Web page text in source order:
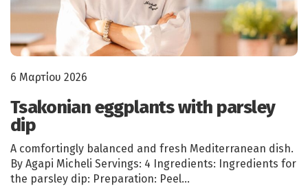
6 Μαρτίου 2026
Tsakonian eggplants with parsley
dip
A comfortingly balanced and fresh Mediterranean dish.
By Agapi Micheli Servings: 4 Ingredients: Ingredients for
the parsley dip: Preparation: Peel…